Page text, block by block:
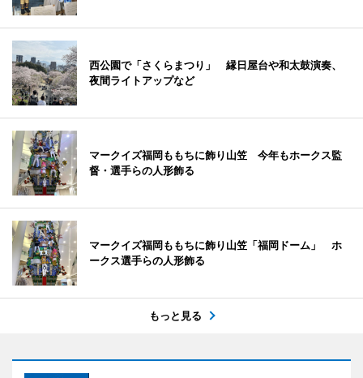
西公園で「さくらまつり」 縁日屋台や和太鼓演奏、
夜間ライトアップなど
マークイズ福岡ももちに飾り山笠 今年もホークス監
督・選手らの人形飾る
マークイズ福岡ももちに飾り山笠「福岡ドーム」 ホ
ークス選手らの人形飾る
もっと見る